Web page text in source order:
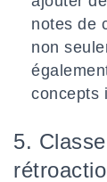
notes de
non
concepts
5.